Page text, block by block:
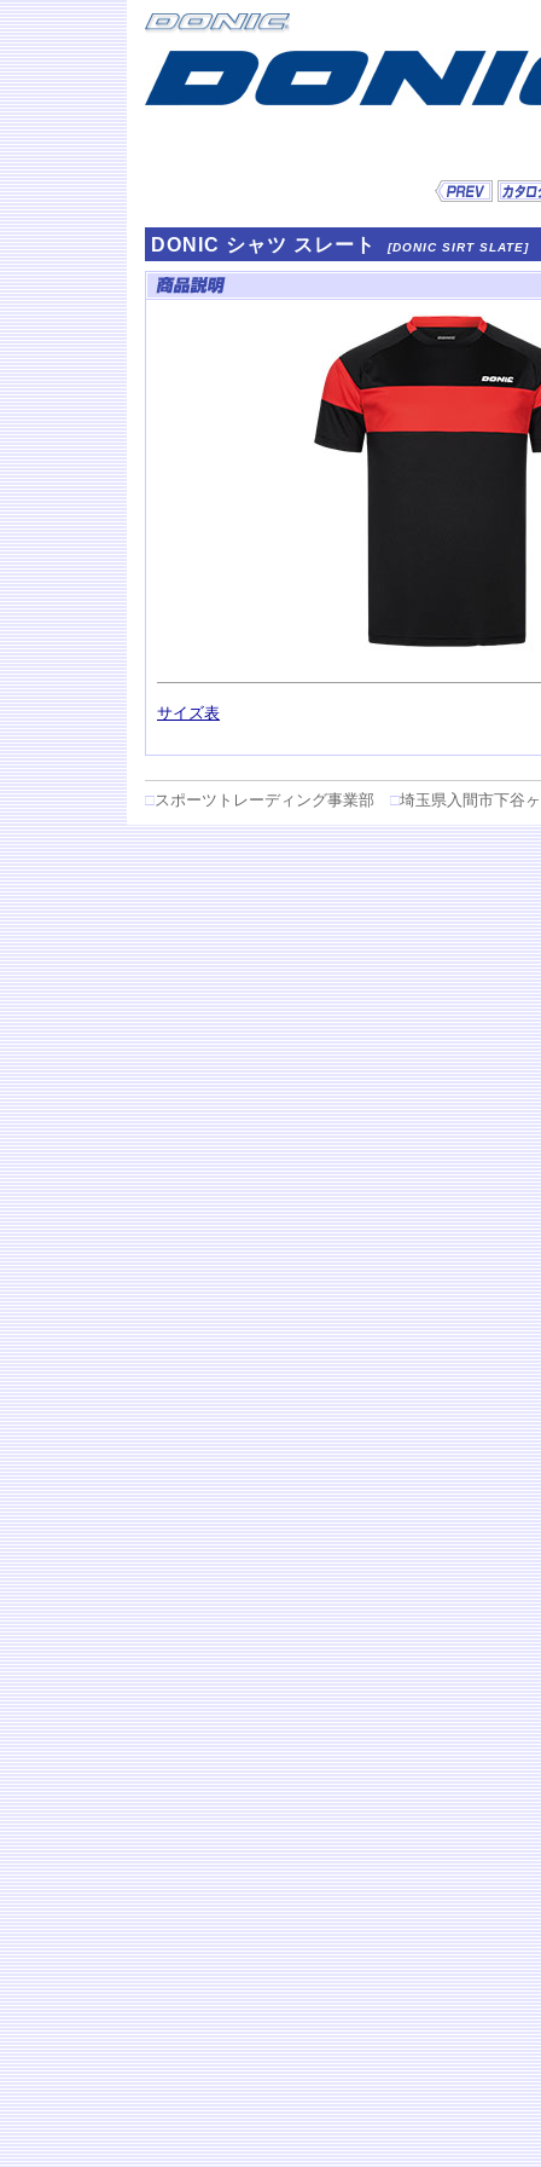
DONIC シャツ スレート [DONIC SIRT SLATE]
サイズ表
□スポーツトレーディング事業部 □埼玉県入間市下谷